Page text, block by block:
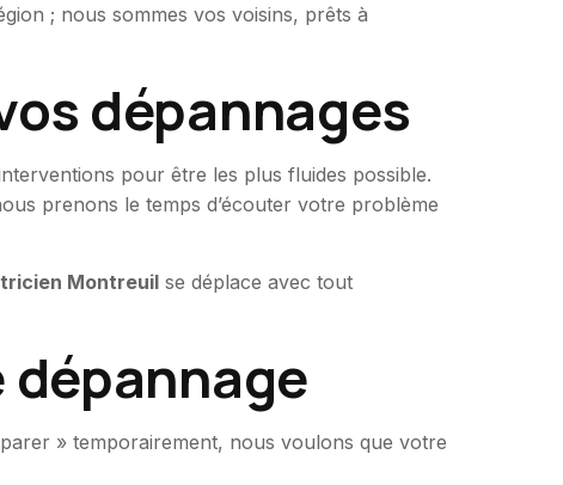
; nous sommes vos voisins, prêts à
dépannages
pour être les plus fluides possible.
prenons le temps d’écouter votre problème
Montreuil se déplace avec tout
dépannage
» temporairement, nous voulons que votre